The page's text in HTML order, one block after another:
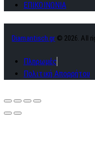
ΕΠΙΚΟΙΝΩΝΙΑ
Diamantisch.gr © 2026. All
Πληρωμές
Πολιτική Απορρήτου